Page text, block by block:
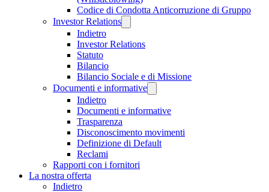
Codice di Condotta Anticorruzione di Gruppo
Investor Relations
Indietro
Investor Relations
Statuto
Bilancio
Bilancio Sociale e di Missione
Documenti e informative
Indietro
Documenti e informative
Trasparenza
Disconoscimento movimenti
Definizione di Default
Reclami
Rapporti con i fornitori
La nostra offerta
Indietro